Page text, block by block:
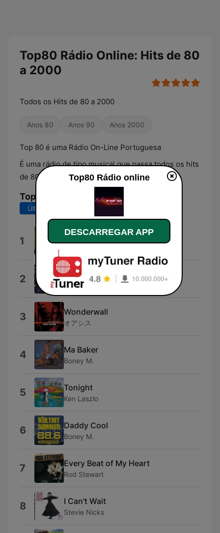
Top80 Rádio Online: Hits de 80
a 2000
Todos os Hits de 80 a 2000
Anos 80 Anos 90 Anos 2000
Top 80 é uma Rádio On-Line Portuguesa
É uma rádio de tipo musical que passa todos os hits
de 80 a 2000.
Top Músicas
Últimos 7 dias Últimos 30 dias
1 Kiss You All Over
2 Don't Get Me Wrong
Pretenders
3 Wonderwall
オアシス
4 Ma Baker
Boney M.
5 Tonight
Ken Laszlo
6 Daddy Cool
Boney M.
7 Every Beat of My Heart
Rod Stewart
8 I Can't Wait
Stevie Nicks
Top80 Rádio online
DESCARREGAR APP